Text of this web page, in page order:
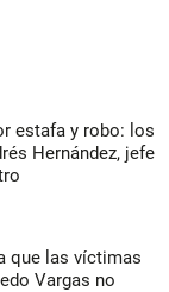
estafa y robo: los
Hernández, jefe
que las víctimas
Vargas no